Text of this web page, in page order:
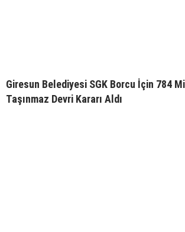
Giresun Belediyesi SGK Borcu İçin 784
Taşınmaz Devri Kararı Aldı